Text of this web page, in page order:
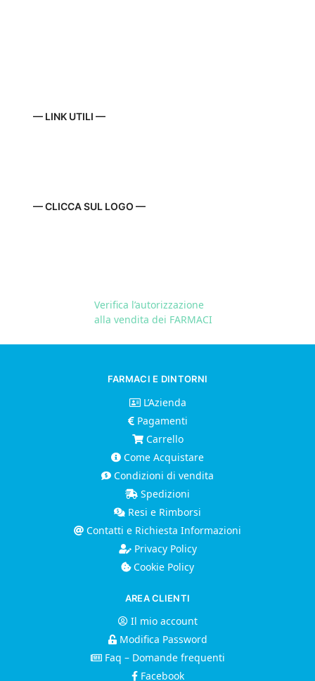
— LINK UTILI —
— CLICCA SUL LOGO —
Verifica l’autorizzazione
alla vendita dei FARMACI
FARMACI E DINTORNI
L’Azienda
Pagamenti
Carrello
Come Acquistare
Condizioni di vendita
Spedizioni
Resi e Rimborsi
Contatti e Richiesta Informazioni
Privacy Policy
Cookie Policy
AREA CLIENTI
Il mio account
Modifica Password
Faq – Domande frequenti
Facebook